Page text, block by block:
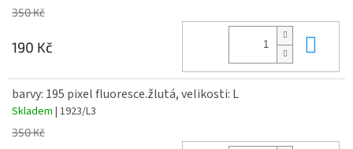
350 Kč
190 Kč
barvy: 195 pixel fluoresce.žlutá, velikosti: L
Skladem | 1923/L3
350 Kč